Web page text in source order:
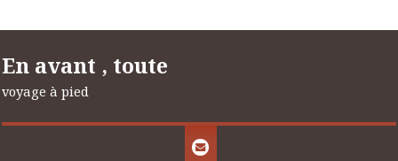
En avant , toute
voyage à pied